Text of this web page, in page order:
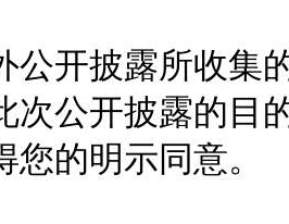
公开披露所收集
次公开披露的目
的明示同意。